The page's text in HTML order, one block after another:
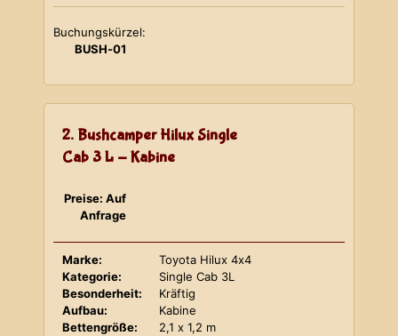
Buchungskürzel:
BUSH-01
2. Bushcamper Hilux Single
Cab 3 L - Kabine
Preise: Auf
Anfrage
Marke:
Toyota Hilux 4x4
Kategorie:
Single Cab 3L
Besonderheit:
Kräftig
Aufbau:
Kabine
Bettengröße:
2,1 x 1,2 m